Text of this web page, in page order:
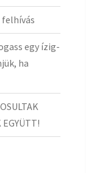
egy ízig-
ha
EGYÜTT!